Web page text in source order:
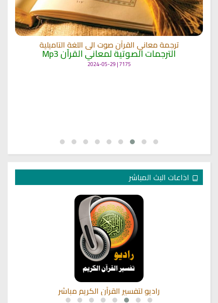
ترجمة معاني القرآن صوت الى اللغة التاميلية
الترجمات الصوتية لمعاني القرآن Mp3
7175 | 2024-05-29
اذاعات البث المباشر
راديو لتفسير القرآن الكريم مباشر